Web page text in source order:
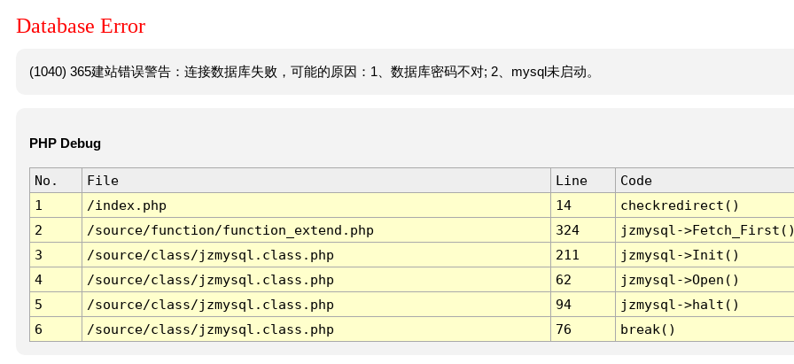
Database Error
(1040) 365建站错误警告：连接数据库失败，可能的原因：1、数据库密码不对; 2、mysql未启动。
PHP Debug
No. File Line
Code
1
/index.php 14
checkredirect()
2
/source/function/function_extend.php 324
jzmysql-
3
/source/class/jzmysql.class.php 211
jzmysql->Init()
4
/source/class/jzmysql.class.php 62
jzmysql->Open()
5
/source/class/jzmysql.class.php 94
jzmysql->halt()
6
/source/class/jzmysql.class.php 76 break()